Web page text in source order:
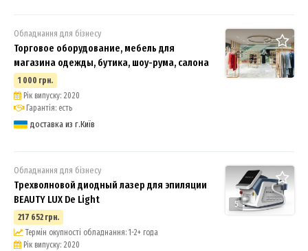
Обладнання для бізнесу
Торговое оборудование, мебель для
магазина одежды, бутика, шоу-рума, салона
1 000 грн.
Рік випуску: 2020
Гарантія: есть
доставка из г.Київ
5
Обладнання для бізнесу
Трехволновой диодный лазер для эпиляции
BEAUTY LUX De Light
217 652 грн.
Термін окупності обладнання: 1-2+ года
Рік випуску: 2020